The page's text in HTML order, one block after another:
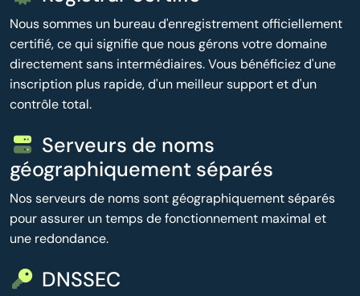
Nous sommes un bureau d'enregistrement officiellement
certifié, ce qui signifie que nous gérons votre domaine
directement sans intermédiaires. Vous bénéficiez d'une
inscription plus rapide, d'un meilleur support et d'un
contrôle total.
Serveurs de noms
géographiquement séparés
Nos serveurs de noms sont géographiquement séparés
pour assurer un temps de fonctionnement maximal et
une redondance.
DNSSEC